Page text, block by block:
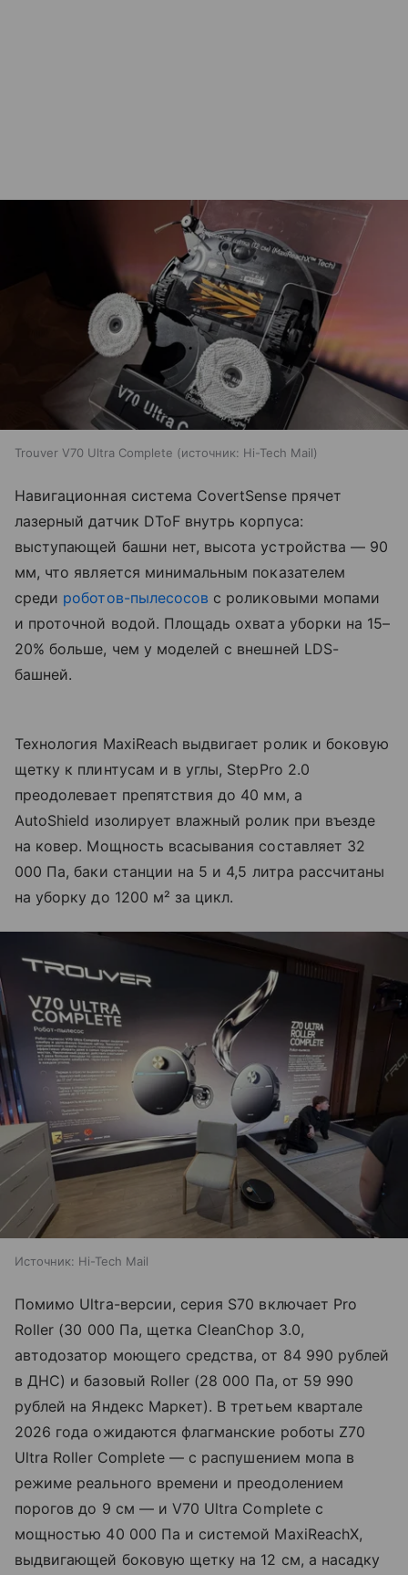
Trouver V70 Ultra Complete источник: Hi-Tech Mail
Навигационная система CovertSense прячет
лазерный датчик DToF внутрь корпуса:
выступающей башни нет, высота устройства — 90
мм, что является минимальным показателем
среди роботов-пылесосов с роликовыми мопами
и проточной водой. Площадь охвата уборки на 15–
20% больше, чем у моделей с внешней LDS-
башней.
Технология MaxiReach выдвигает ролик и боковую
щетку к плинтусам и в углы, StepPro 2.0
преодолевает препятствия до 40 мм, а
AutoShield изолирует влажный ролик при въезде
на ковер. Мощность всасывания составляет 32
000 Па, баки станции на 5 и 4,5 литра рассчитаны
на уборку до 1200 м² за цикл.
Источник: Hi-Tech Mail
Помимо Ultra-версии, серия S70 включает Pro
Roller (30 000 Па, щетка CleanChop 3.0,
автодозатор моющего средства, от 84 990 рублей
в ДНС) и базовый Roller (28 000 Па, от 59 990
рублей на Яндекс Маркет). В третьем квартале
2026 года ожидаются флагманские роботы Z70
Ultra Roller Complete — с распушением мопа в
режиме реального времени и преодолением
порогов до 9 см — и V70 Ultra Complete с
мощностью 40 000 Па и системой MaxiReachX,
выдвигающей боковую щетку на 12 см, а насадку